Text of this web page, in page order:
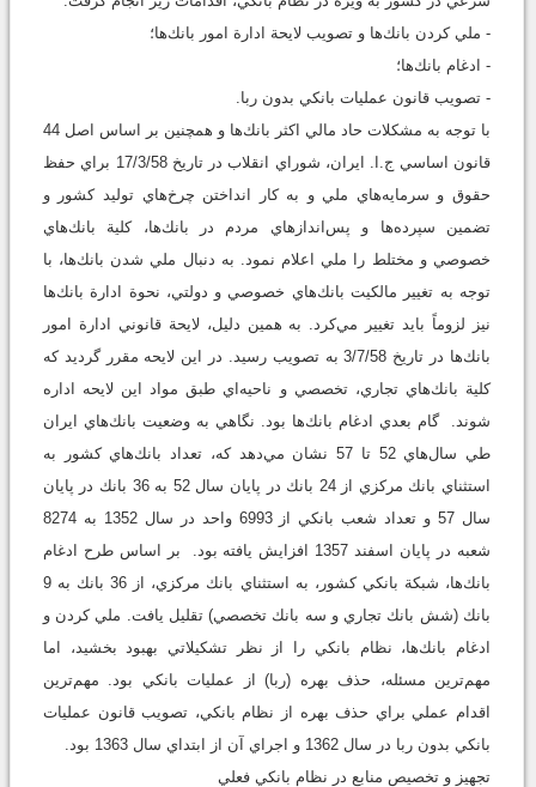
- ملي كردن بانك‌ها و تصويب لايحة ادارة امور بانك‌ها؛
- ادغام بانك‌ها؛
- تصويب قانون عمليات بانكي بدون ربا.
با توجه به مشكلات حاد مالي اكثر بانك‌ها و همچنين بر اساس اصل 44
قانون اساسي ج.ا. ايران، شوراي انقلاب در تاريخ 17/3/58 براي حفظ
حقوق و سرمايه‌هاي ملي و به كار انداختن چرخ‌هاي توليد كشور و
تضمين سپرده‌ها و پس‌اندازهاي مردم در بانك‌ها، كلية بانك‌هاي
خصوصي و مختلط را ملي اعلام نمود. به دنبال ملي شدن بانك‌ها، با
توجه به تغيير مالكيت بانك‌هاي خصوصي و دولتي، نحوة ادارة بانك‌ها
نيز لزوماً بايد تغيير مي‌كرد. به همين دليل، لايحة قانوني ادارة امور
بانك‌ها در تاريخ 3/7/58 به تصويب رسيد. در اين لايحه مقرر گرديد كه
كلية بانك‌هاي تجاري، تخصصي و ناحيه‌اي طبق مواد اين لايحه اداره
شوند. گام بعدي ادغام بانك‌ها بود. نگاهي به وضعيت بانك‌هاي ايران
طي سال‌هاي 52 تا 57 نشان مي‌دهد كه، تعداد بانك‌هاي كشور به
استثناي بانك مركزي از 24 بانك در پايان سال 52 به 36 بانك در پايان
سال 57 و تعداد شعب بانكي از 6993 واحد در سال 1352 به 8274
شعبه در پايان اسفند 1357 افزايش يافته بود. بر اساس طرح ادغام
بانك‌ها، شبكة بانكي كشور، به استثناي بانك مركزي، از 36 بانك به 9
بانك (شش بانك تجاري و سه بانك تخصصي) تقليل يافت. ملي كردن و
ادغام بانك‌ها، نظام بانكي را از نظر تشكيلاتي بهبود بخشيد، اما
مهم‌ترين مسئله، حذف بهره (ربا) از عمليات بانكي بود. مهم‌ترين
اقدام عملي براي حذف بهره از نظام بانكي، تصويب قانون عمليات
بانكي بدون ربا در سال 1362 و اجراي آن از ابتداي سال 1363 بود.
تجهيز و تخصيص منابع در نظام بانكي فعلي